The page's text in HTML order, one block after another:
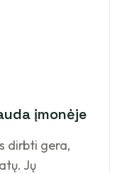
įmonėje
dirbti gera,
Jų